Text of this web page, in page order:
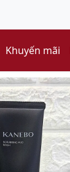
Khuyến mãi